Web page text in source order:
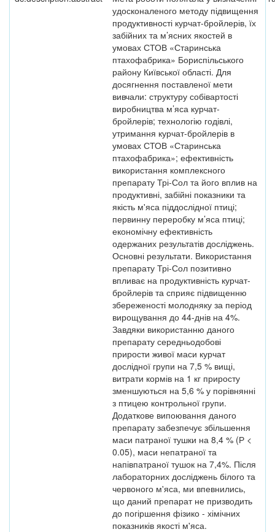
удосконаленого методу підвищення
продуктивності курчат-бройлерів, їх
забійних та м’ясних якостей в
умовах СТОВ «Старинська
птахофабрика» Бориспільського
району Київської області. Для
досягнення поставленої мети
вивчали: структуру собівартості
виробництва м’яса курчат-
бройлерів; технологію годівлі,
утримання курчат-бройлерів в
умовах СТОВ «Старинська
птахофабрика»; ефективність
використання комплексного
препарату Трі-Сол та його вплив на
продуктивні, забійні показники та
якість м'яса піддослідної птиці;
первинну переробку м’яса птиці;
економічну ефективність
одержаних результатів досліджень.
Основні результати. Використання
препарату Трі-Сол позитивно
впливає на продуктивність курчат-
бройлерів та сприяє підвищенню
збереженості молодняку за період
вирощування до 44-днів на 4%.
Завдяки використанню даного
препарату середньодобові
прирости живої маси курчат
дослідної групи на 7,5 % вищі,
витрати кормів на 1 кг приросту
зменшуються на 5,6 % у порівнянні
з птицею контрольної групи.
Додаткове випоювання даного
препарату забезпечує збільшення
маси патраної тушки на 8,4 % (Р <
0.05), маси непатраної та
напівпатраної тушок на 7,4%. Після
лабораторних досліджень білого та
червоного м'яса, ми впевнились,
що даний препарат не призводить
до погіршення фізико - хімічних
показників якості м'яса.